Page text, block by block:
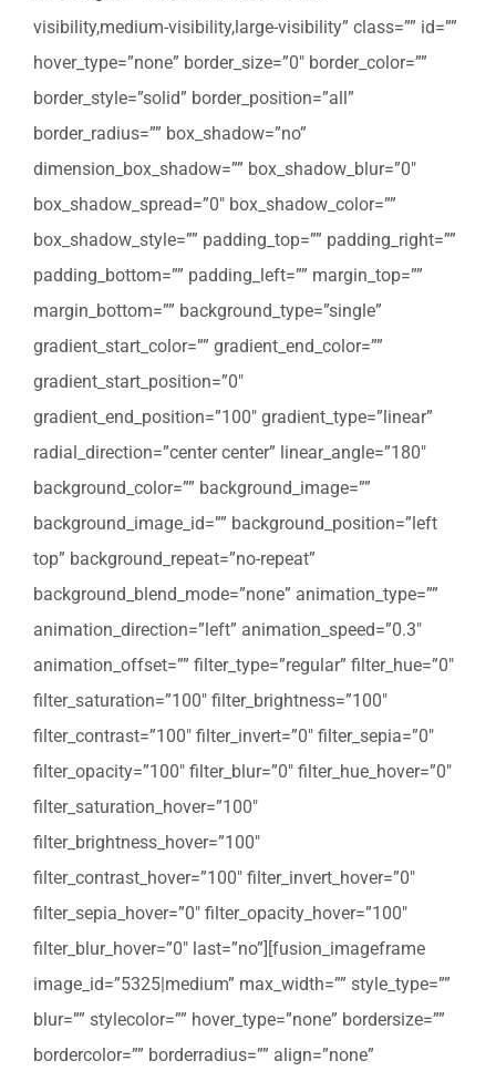
visibility,medium-visibility,large-visibility” class=”” id=””
hover_type=”none” border_size=”0″ border_color=””
border_style=”solid” border_position=”all”
border_radius=”” box_shadow=”no”
dimension_box_shadow=”” box_shadow_blur=”0″
box_shadow_spread=”0″ box_shadow_color=””
box_shadow_style=”” padding_top=”” padding_right=””
padding_bottom=”” padding_left=”” margin_top=””
margin_bottom=”” background_type=”single”
gradient_start_color=”” gradient_end_color=””
gradient_start_position=”0″
gradient_end_position=”100″ gradient_type=”linear”
radial_direction=”center center” linear_angle=”180″
background_color=”” background_image=””
background_image_id=”” background_position=”left
top” background_repeat=”no-repeat”
background_blend_mode=”none” animation_type=””
animation_direction=”left” animation_speed=”0.3″
animation_offset=”” filter_type=”regular” filter_hue=”0″
filter_saturation=”100″ filter_brightness=”100″
filter_contrast=”100″ filter_invert=”0″ filter_sepia=”0″
filter_opacity=”100″ filter_blur=”0″ filter_hue_hover=”0″
filter_saturation_hover=”100″
filter_brightness_hover=”100″
filter_contrast_hover=”100″ filter_invert_hover=”0″
filter_sepia_hover=”0″ filter_opacity_hover=”100″
filter_blur_hover=”0″ last=”no”][fusion_imageframe
image_id=”5325|medium” max_width=”” style_type=””
blur=”” stylecolor=”” hover_type=”none” bordersize=””
bordercolor=”” borderradius=”” align=”none”